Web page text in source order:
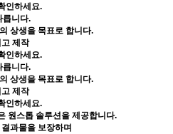
인하세요.
릅니다.
상생을 목표로 합니다.
제작
인하세요.
릅니다.
상생을 목표로 합니다.
제작
인하세요.
원스톱 솔루션을 제공합니다.
과물을 보장하며